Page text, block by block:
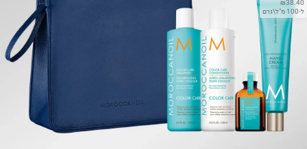
₪38.40
ל-100 מ"ל\גרם